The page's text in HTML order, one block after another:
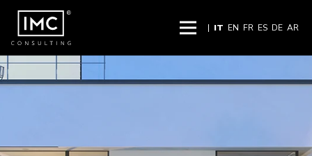
| IT EN FR ES DE AR